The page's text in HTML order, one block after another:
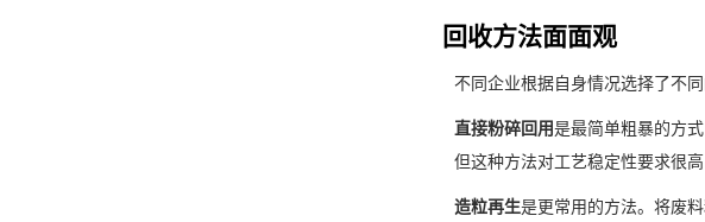
回收方法面面观
不同企业根据自身情况选择了不
​直接粉碎回用​是最简单粗暴的方
但这种方法对工艺稳定性要求很
​造粒再生​是更常用的方法。将废